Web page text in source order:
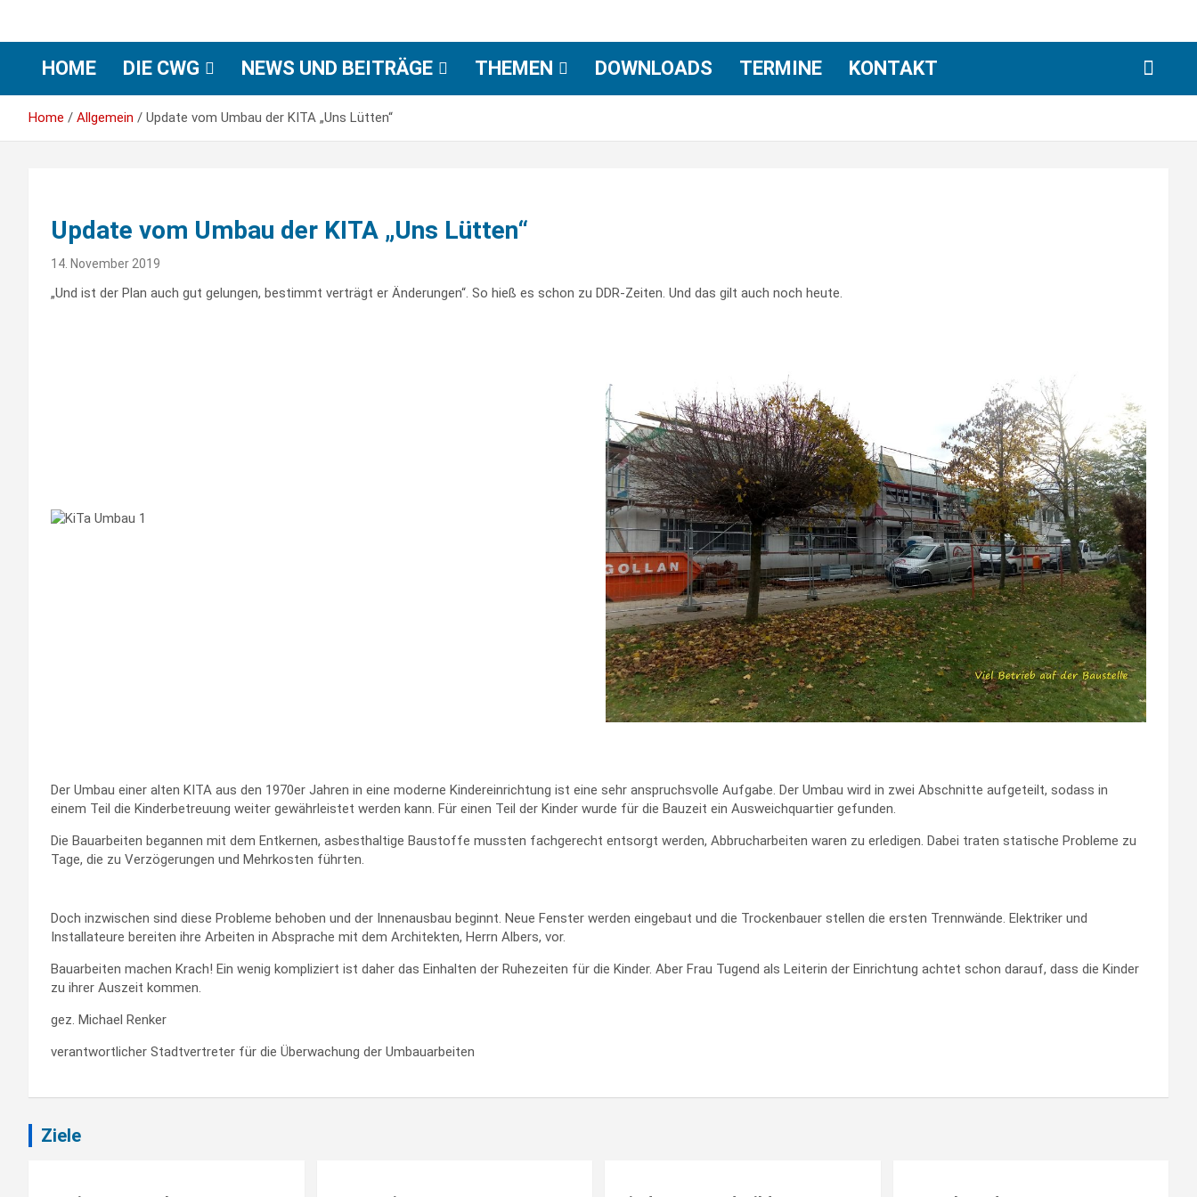
HOME DIE CWG NEWS UND BEITRÄGE THEMEN DOWNLOADS TERMINE KONTAKT
Home Allgemein Update vom Umbau der KITA „Uns Lütten“
Update vom Umbau der KITA „Uns Lütten“
14. November 2019
„Und ist der Plan auch gut gelungen, bestimmt verträgt er Änderungen“. So hieß es schon zu DDR-Zeiten. Und das gilt auch noch heute.
Der Umbau einer alten KITA aus den 1970er Jahren in eine moderne Kindereinrichtung ist eine sehr anspruchsvolle Aufgabe. Der Umbau wird in zwei Abschnitte aufgeteilt, sodass in
einem Teil die Kinderbetreuung weiter gewährleistet werden kann. Für einen Teil der Kinder wurde für die Bauzeit ein Ausweichquartier gefunden.
Die Bauarbeiten begannen mit dem Entkernen, asbesthaltige Baustoffe mussten fachgerecht entsorgt werden, Abbrucharbeiten waren zu erledigen. Dabei traten statische Probleme zu
Tage, die zu Verzögerungen und Mehrkosten führten.
Doch inzwischen sind diese Probleme behoben und der Innenausbau beginnt. Neue Fenster werden eingebaut und die Trockenbauer stellen die ersten Trennwände. Elektriker und
Installateure bereiten ihre Arbeiten in Absprache mit dem Architekten, Herrn Albers, vor.
Bauarbeiten machen Krach! Ein wenig kompliziert ist daher das Einhalten der Ruhezeiten für die Kinder. Aber Frau Tugend als Leiterin der Einrichtung achtet schon darauf, dass die Kinder
zu ihrer Auszeit kommen.
gez. Michael Renker
verantwortlicher Stadtvertreter für die Überwachung der Umbauarbeiten
Beitragsnavigation
Ziele